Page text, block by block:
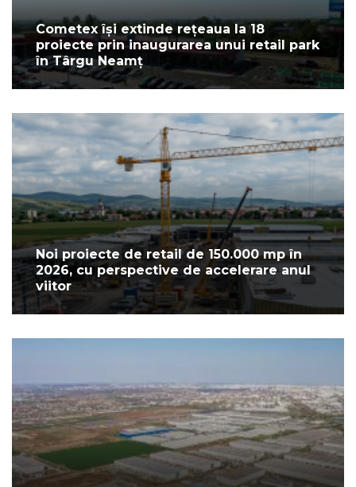
Cometex își extinde rețeaua la 18
proiecte prin inaugurarea unui retail park
în Târgu Neamț
Noi proiecte de retail de 150.000 mp în
2026, cu perspective de accelerare anul
viitor